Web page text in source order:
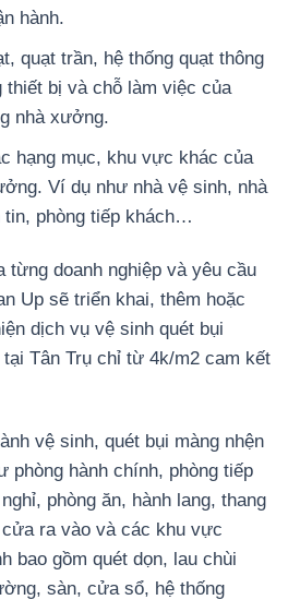
hành.
quạt trần, hệ thống quạt thông
thiết bị và chỗ làm việc của
nhà xưởng.
hạng mục, khu vực khác của
Ví dụ như nhà vệ sinh, nhà
tin, phòng tiếp khách…
từng doanh nghiệp và yêu cầu
Up sẽ triển khai, thêm hoặc
dịch vụ vệ sinh quét bụi
Tân Trụ chỉ từ 4k/m2 cam kết
vệ sinh, quét bụi màng nhện
phòng hành chính, phòng tiếp
phòng ăn, hành lang, thang
ra vào và các khu vực
bao gồm quét dọn, lau chùi
sàn, cửa sổ, hệ thống